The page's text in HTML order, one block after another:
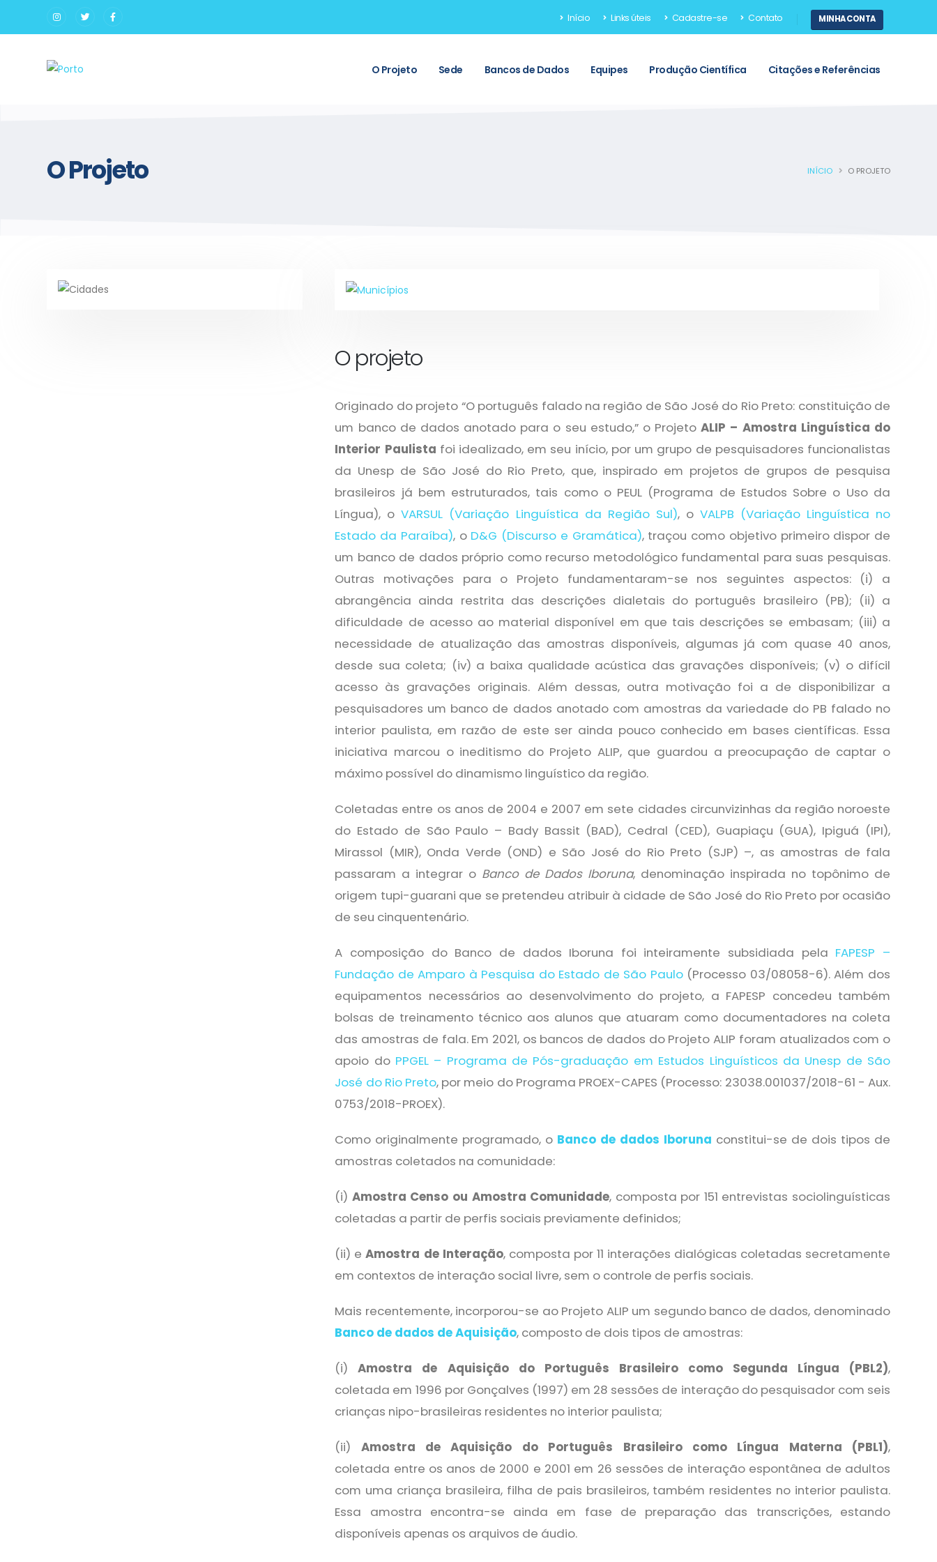
Início Links úteis Cadastre-se Contato MINHA CONTA
O Projeto Sede Bancos de Dados Equipes Produção Científica Citações e Referências
O Projeto INÍCIO O PROJETO
O projeto
Originado do projeto “O português falado na região de São José do Rio Preto: constituição de
um banco de dados anotado para o seu estudo,” o ProjetoALIP – Amostra Linguística do
Interior Paulista foi idealizado, em seu início, por um grupo de pesquisadores funcionalistas
da Unesp de São José do Rio Preto, que, inspirado em projetos de grupos de pesquisa
brasileiros já bem estruturados, tais como o PEUL (Programa de Estudos Sobre o Uso da
Língua), oVARSUL (Variação Linguística da Região Sul), o VALPB (Variação Linguística no
Estado da Paraíba), o D&G (Discurso e Gramática), traçou como objetivo primeiro dispor de
um banco de dados próprio como recurso metodológico fundamental para suas pesquisas.
Outras motivações para o Projeto fundamentaram-se nos seguintes aspectos: (i) a
abrangência ainda restrita das descrições dialetais do português brasileiro (PB); (ii) a
dificuldade de acesso ao material disponível em que tais descrições se embasam; (iii) a
necessidade de atualização das amostras disponíveis, algumas já com quase 40 anos,
desde sua coleta; (iv) a baixa qualidade acústica das gravações disponíveis; (v) o difícil
acesso às gravações originais. Além dessas, outra motivação foi a de disponibilizar a
pesquisadores um banco de dados anotado com amostras da variedade do PB falado no
interior paulista, em razão de este ser ainda pouco conhecido em bases científicas. Essa
iniciativa marcou o ineditismo do Projeto ALIP, que guardou a preocupação de captar o
máximo possível do dinamismo linguístico da região.
Coletadas entre os anos de 2004 e 2007 em sete cidades circunvizinhas da região noroeste
do Estado de São Paulo – Bady Bassit (BAD), Cedral (CED), Guapiaçu (GUA), Ipiguá (IPI),
Mirassol (MIR), Onda Verde (OND) e São José do Rio Preto (SJP) –, as amostras de fala
passaram a integrar o Banco de Dados Iboruna, denominação inspirada no topônimo de
origem tupi-guarani que se pretendeu atribuir à cidade de São José do Rio Preto por ocasião
de seu cinquentenário.
A composição do Banco de dados Iboruna foi inteiramente subsidiada pela FAPESP –
Fundação de Amparo à Pesquisa do Estado de São Paulo(Processo 03/08058-6). Além dos
equipamentos necessários ao desenvolvimento do projeto, a FAPESP concedeu também
bolsas de treinamento técnico aos alunos que atuaram como documentadores na coleta
das amostras de fala. Em 2021, os bancos de dados do Projeto ALIP foram atualizados com o
apoio do PPGEL – Programa de Pós-graduação em Estudos Linguísticos da Unesp de São
José do Rio Preto, por meio do Programa PROEX-CAPES (Processo: 23038.001037/2018-61 - Aux.
0753/2018-PROEX).
Como originalmente programado, o Banco de dados Iboruna constitui-se de dois tipos de
amostras coletados na comunidade:
(i) Amostra Censo ou Amostra Comunidade, composta por 151 entrevistas sociolinguísticas
coletadas a partir de perfis sociais previamente definidos;
(ii) eAmostra de Interação, composta por 11 interações dialógicas coletadas secretamente
em contextos de interação social livre, sem o controle de perfis sociais.
Mais recentemente, incorporou-se ao Projeto ALIP um segundo banco de dados, denominado
Banco de dados de Aquisição, composto de dois tipos de amostras:
(i)Amostra de Aquisição do Português Brasileiro como Segunda Língua (PBL2),
coletada em 1996 por Gonçalves (1997) em 28 sessões de interação do pesquisador com seis
crianças nipo-brasileiras residentes no interior paulista;
(ii) Amostra de Aquisição do Português Brasileiro como Língua Materna (PBL1),
coletada entre os anos de 2000 e 2001 em 26 sessões de interação espontânea de adultos
com uma criança brasileira, filha de pais brasileiros, também residentes no interior paulista.
Essa amostra encontra-se ainda em fase de preparação das transcrições, estando
disponíveis apenas os arquivos de áudio.